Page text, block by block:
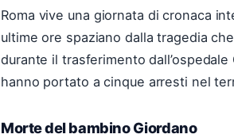
Roma vive una giornata di cronaca
ultime ore spaziano dalla tragedia
durante il trasferimento
hanno portato a cinque arresti nel
Morte del bambino Giordano